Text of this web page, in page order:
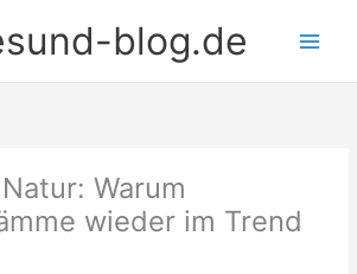
blog.de
Warum
wieder im Trend